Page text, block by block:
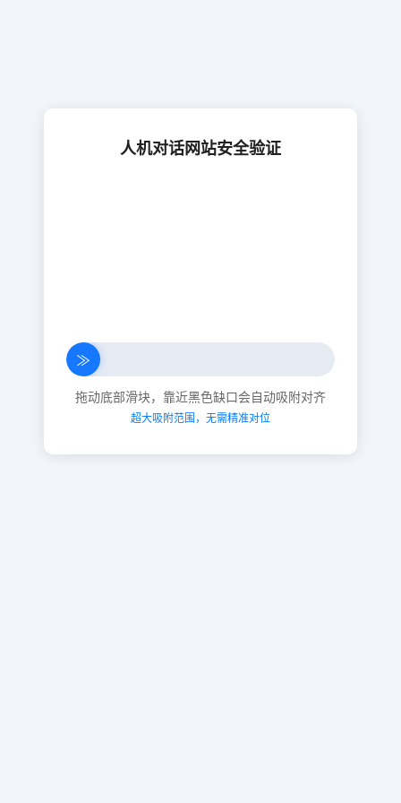
人机对话网站安全验证
≫
拖动底部滑块，靠近黑色缺口会自动吸附对齐
超大吸附范围，无需精准对位